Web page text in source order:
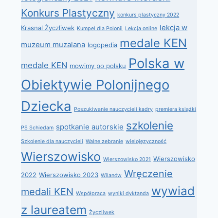
Konkurs Plastyczny konkurs plastyczny 2022
Krasnal Życzliwek Kumpel dla Polonii Lekcja online lekcja w
muzeum muzalana logopedia medale KEN
medale KEN mowimy po polsku Polska w
Obiektywie Polonijnego
Dziecka
Poszukiwanie nauczycieli kadry premiera książki
PS Schiedam spotkanie autorskie szkolenie
Szkolenie dla nauczycieli Walne zebranie wielojęzyczność
Wierszowisko Wierszowisko 2021 Wierszowisko
2022 Wierszowisko 2023 Wilanów Wręczenie
medali KEN Współpraca wyniki dyktanda wywiad
z laureatem Życzliwek